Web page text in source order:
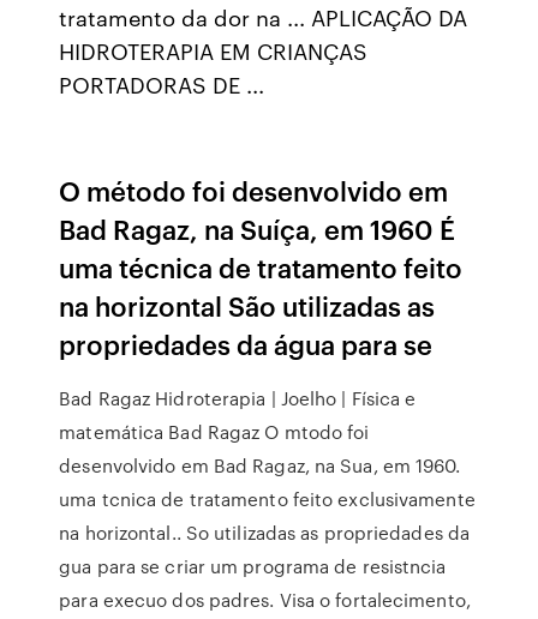
tratamento da dor na ... APLICAÇÃO DA
HIDROTERAPIA EM CRIANÇAS
PORTADORAS DE ...
O método foi desenvolvido em
Bad Ragaz, na Suíça, em 1960 É
uma técnica de tratamento feito
na horizontal São utilizadas as
propriedades da água para se
Bad Ragaz Hidroterapia | Joelho | Física e
matemática Bad Ragaz O mtodo foi
desenvolvido em Bad Ragaz, na Sua, em 1960.
uma tcnica de tratamento feito exclusivamente
na horizontal.. So utilizadas as propriedades da
gua para se criar um programa de resistncia
para execuo dos padres. Visa o fortalecimento,